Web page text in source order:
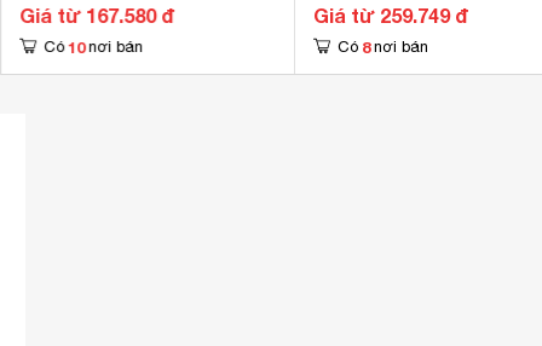
Giá từ 167.580 đ
Có 10 nơi bán
Giá từ 259.749 đ
Có 8 nơi bán